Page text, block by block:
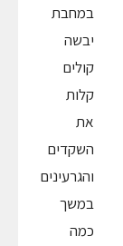
במחבת
יבשה
קולים
קלות
את
השקדים
והגרעינים
במשך
כמה